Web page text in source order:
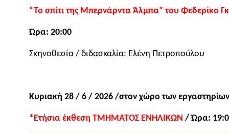
“Το σπίτι της Μπερνάρντα Άλμπα” του Φεδερίκο
Ώρα: 20:00
Σκηνοθεσία / διδασκαλία: Ελένη Πετροπούλου
Κυριακή 28 / 6 / 2026 /στον χώρο των
*Ετήσια έκθεση ΤΜΗΜΑΤΟΣ ΕΝΗΛΙΚΩΝ / Ώρα: